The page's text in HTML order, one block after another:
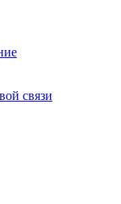
связи